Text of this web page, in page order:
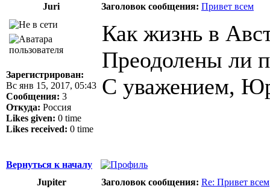
Juri
Заголовок сообщения: Привет всем
Зарегистрирован:
Вс янв 15, 2017, 05:43
Сообщения: 3
Откуда: Россия
Likes given: 0 time
Likes received: 0 time
Как жизнь в
Преодолены ли
С уважением,
Вернуться к началу
Jupiter
Заголовок сообщения: Re: Привет всем